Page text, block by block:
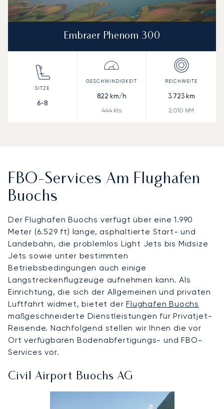
Embraer Phenom 300
6-8
822 km/h
444 kts
3.723km
2.010 NM
FBO-Services Am Flughafen
Buochs
Der Flughafen Buochs verfügt über eine 1.990
Meter (6.529 ft) lange, asphaltierte Start- und
Landebahn, die problemlos Light Jets bis Midsize
Jets sowie unter bestimmten
Betriebsbedingungen auch einige
Langstreckenflugzeuge aufnehmen kann. Als
Einrichtung, die sich der Allgemeinen und privaten
Luftfahrt widmet, bietet derFlughafen Buochs
maßgeschneiderte Dienstleistungen für Privatjet-
Reisende. Nachfolgend stellen wir Ihnen die vor
Ort verfügbaren Bodenabfertigungs- und FBO-
Services vor.
Civil Airport Buochs AG